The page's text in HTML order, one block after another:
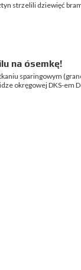
strzelili dziewięć
na ósemkę!
sparingowym
okręgowej DKS-em